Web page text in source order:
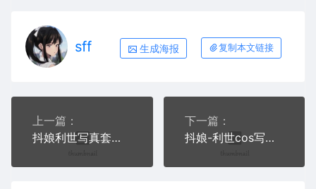
sff 生成海报 复制本文链接
上一篇：
抖娘利世写真套图合集七
下一篇：
抖娘-利世cos写真合集九